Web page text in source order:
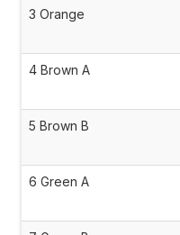
3 Orange
4 Brown A
5 Brown B
6 Green A